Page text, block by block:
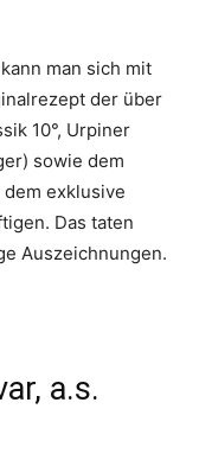
man sich mit
der über
10°, Urpiner
sowie dem
exklusive
Das taten
Auszeichnungen.
a.s.